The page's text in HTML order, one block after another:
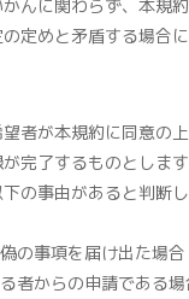
んに関わらず、本規
定めと矛盾する場合
者が本規約に同意の
完了するものとします
の事由があると判断
の事項を届け出た場合
者からの申請である場